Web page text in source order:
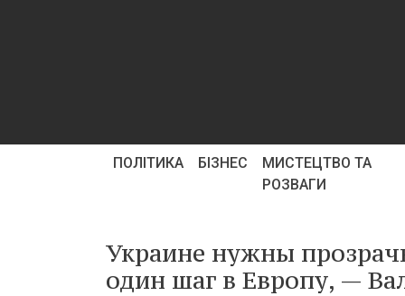
ПОЛІТИКА БІЗНЕС
МИСТЕЦТВО ТА
РОЗВАГИ
Украине нужны
один шаг в Европу, —